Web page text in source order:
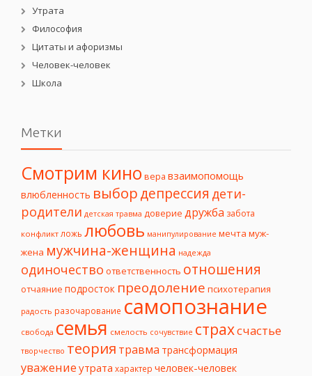
Утрата
Философия
Цитаты и афоризмы
Человек-человек
Школа
Метки
Смотрим кино вера взаимопомощь
влюбленность выбордепрессия дети-
родители детская травма доверие дружба забота
конфликт ложь любовь манипулирование мечта муж-
жена мужчина-женщина надежда
одиночество ответственность отношения
отчаяние подросток преодоление психотерапия
радость разочарование самопознание
свобода семья смелость сочувствие страхсчастье
творчество теория травма трансформация
уважение утрата характер человек-человек